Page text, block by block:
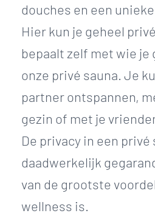
douches en een
Hier kun je geheel
bepaalt zelf met wie je
onze privé sauna. Je
partner ontspannen,
gezin of met je
De privacy in een privé
daadwerkelijk
van de grootste
wellness is.